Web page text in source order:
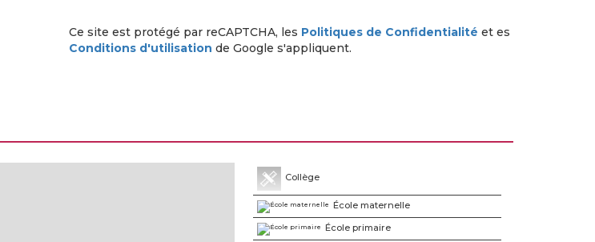
Ce site est protégé par reCAPTCHA, les Politiques de Confidentialité et es
Conditions d'utilisation de Google s'appliquent.
Collège
École maternelle
École primaire